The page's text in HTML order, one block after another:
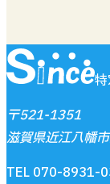
〒521-1351
滋賀県近江八幡
TEL 070-8931-